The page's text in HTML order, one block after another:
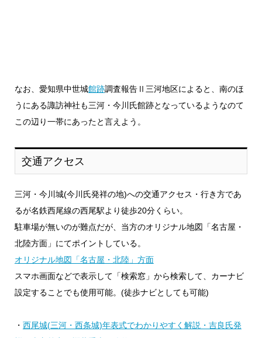
なお、愛知県中世城館跡調査報告Ⅱ三河地区によると、南のほ
うにある諏訪神社も三河・今川氏館跡となっているようなのて
この辺り一帯にあったと言えよう。
交通アクセス
三河・今川城(今川氏発祥の地)への交通アクセス・行き方であ
るが名鉄西尾線の西尾駅より徒歩20分くらい。
駐車場が無いのが難点だが、当方のオリジナル地図「名古屋・
北陸方面」にてポイントしている。
オリジナル地図「名古屋・北陸」方面
スマホ画面などで表示して「検索窓」から検索して、カーナビ
設定することでも使用可能。(徒歩ナビとしても可能)
・ 西尾城(三河・西条城)年表式でわかりやすく解説・吉良氏発